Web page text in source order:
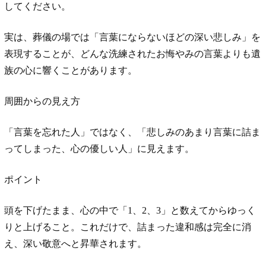
してください。
実は、葬儀の場では「言葉にならないほどの深い悲しみ」を
表現することが、どんな洗練されたお悔やみの言葉よりも遺
族の心に響くことがあります。
周囲からの見え方
「言葉を忘れた人」ではなく、「悲しみのあまり言葉に詰ま
ってしまった、心の優しい人」に見えます。
ポイント
頭を下げたまま、心の中で「1、2、3」と数えてからゆっく
りと上げること。これだけで、詰まった違和感は完全に消
え、深い敬意へと昇華されます。